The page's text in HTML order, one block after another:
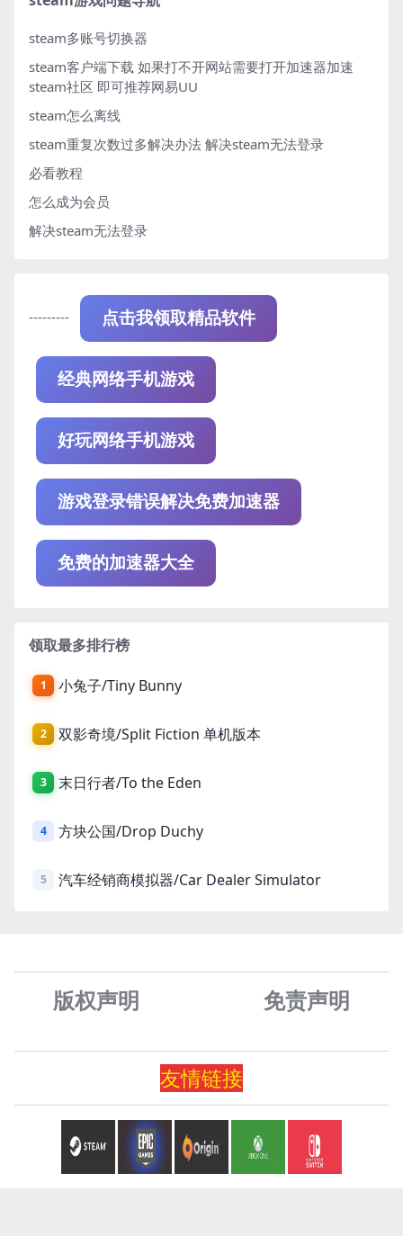
steam多账号切换器
steam客户端下载 如果打不开网站需要打开加速器加速
steam社区 即可推荐网易UU
steam怎么离线
steam重复次数过多解决办法 解决steam无法登录
必看教程
怎么成为会员
解决steam无法登录
--------- 点击我领取精品软件
经典网络手机游戏
好玩网络手机游戏
游戏登录错误解决免费加速器
免费的加速器大全
领取最多排行榜
1 小兔子/Tiny Bunny
2 双影奇境/Split Fiction 单机版本
3 末日行者/To the Eden
4 方块公国/Drop Duchy
5 汽车经销商模拟器/Car Dealer Simulator
版权声明 免责声明
友情链接